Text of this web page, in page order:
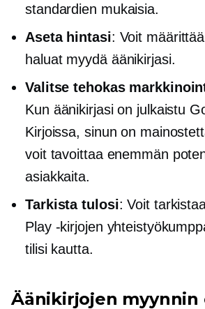
standardien mukaisia.
Aseta hintasi: Voit
haluat myydä äänikirjasi.
Valitse tehokas
Kun äänikirjasi on julkaistu
Kirjoissa, sinun on
voit tavoittaa enemmän
asiakkaita.
Tarkista tulosi: Voit
Play -kirjojen
tilisi kautta.
Äänikirjojen myynnin